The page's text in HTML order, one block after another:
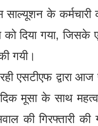
के कर्मचारी
दिया गया, जिसके
गयी।
एसटीएफ द्वारा
मूसा के साथ
की गिरफ्तारी